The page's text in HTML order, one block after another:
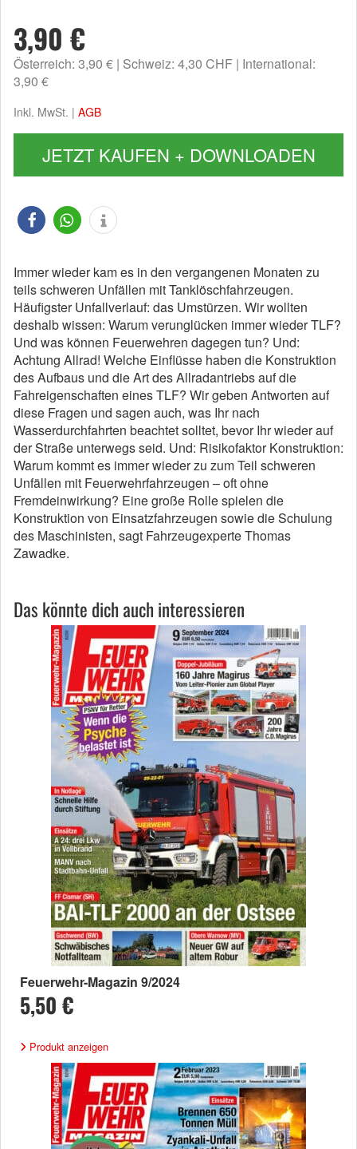
3,90 €
Österreich: 3,90 € Schweiz: 4,30 CHF International:
3,90 €
Inkl. MwSt. | AGB
JETZT KAUFEN + DOWNLOADEN
Immer wieder kam es in den vergangenen Monaten zu
teils schweren Unfällen mit Tanklöschfahrzeugen.
Häufigster Unfallverlauf: das Umstürzen. Wir wollten
deshalb wissen: Warum verunglücken immer wieder TLF?
Und was können Feuerwehren dagegen tun? Und:
Achtung Allrad! Welche Einflüsse haben die Konstruktion
des Aufbaus und die Art des Allradantriebs auf die
Fahreigenschaften eines TLF? Wir geben Antworten auf
diese Fragen und sagen auch, was Ihr nach
Wasserdurchfahrten beachtet solltet, bevor Ihr wieder auf
der Straße unterwegs seid. Und: Risikofaktor Konstruktion:
Warum kommt es immer wieder zu zum Teil schweren
Unfällen mit Feuerwehrfahrzeugen – oft ohne
Fremdeinwirkung? Eine große Rolle spielen die
Konstruktion von Einsatzfahrzeugen sowie die Schulung
des Maschinisten, sagt Fahrzeugexperte Thomas
Zawadke.
Das könnte dich auch interessieren
Feuerwehr-Magazin 9/2024
5,50 €
Produkt anzeigen